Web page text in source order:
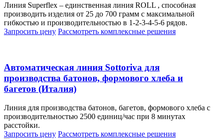
Линия Superflex – единственная линия ROLL , способная
производить изделия от 25 до 700 грамм с максимальной
гибкостью и производительностью в 1-2-3-4-5-6 рядов.
Запросить цену Рассмотреть комплексные решения
Автоматическая линия Sottoriva для
производства батонов, формового хлеба и
багетов (Италия)
Линия для производства батонов, багетов, формового хлеба с
производительностью 2500 единиц/час при 8 минутах
расстойки.
Запросить цену Рассмотреть комплексные решения